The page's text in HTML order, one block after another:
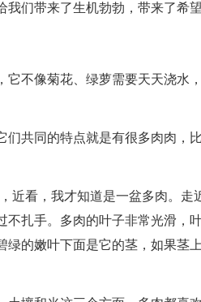
我们带来了生机勃勃，带来了希
它不像菊花、绿萝需要天天浇水
们共同的特点就是有很多肉肉，
近看，我才知道是一盆多肉。走
不扎手。多肉的叶子非常光滑，
绿的嫩叶下面是它的茎，如果茎